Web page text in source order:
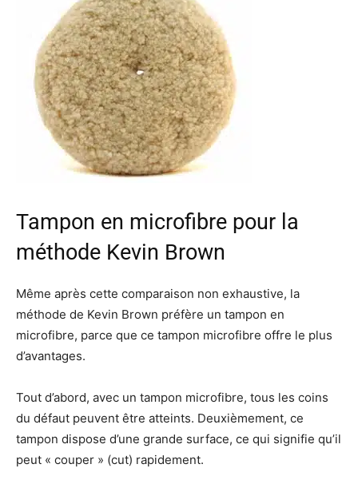
Tampon en microfibre pour la
méthode Kevin Brown
Même après cette comparaison non exhaustive, la
méthode de Kevin Brown préfère un tampon en
microfibre, parce que ce tampon microfibre offre le plus
d’avantages.
Tout d’abord, avec un tampon microfibre, tous les coins
du défaut peuvent être atteints. Deuxièmement, ce
tampon dispose d’une grande surface, ce qui signifie qu’il
peut « couper » (cut) rapidement.